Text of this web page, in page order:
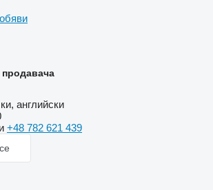
английски
+48 782 621 439